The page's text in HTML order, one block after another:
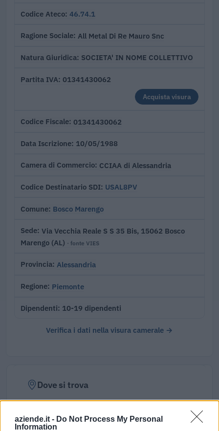
aziende.it - Do Not Process My Personal
Information
Codice Ateco 46.74.1
Ragione Sociale All Metal Di Re Mauro Snc
Natura Giuridica SOCIETA' IN NOME COLLETTIVO
Partita IVA 01341430062
Acquista visura
Codice Fiscale 01341430062
Data Iscrizione 10/05/1988
Camera di Commercio CCIAA di Alessandria
Codice Destinatario SDI USAL8PV
Comune Bosco Marengo
Sede Via Vecchia Reale S S 35 Bis, 15062 Bosco
Marengo (AL) · fonte VIES
Provincia Alessandria
Regione Piemonte
Dipendenti 10-19 dipendenti
Verifica i dati nella visura camerale →
Dove si trova
Bosco Marengo